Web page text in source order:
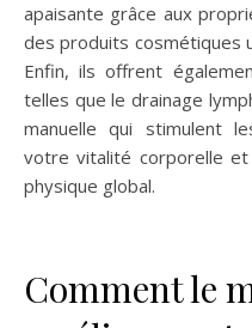
apaisante grâce aux
des produits cosmétiques
Enfin, ils offrent
telles que le drainage
manuelle qui stimulent
votre vitalité corporelle
physique global.
Comment le